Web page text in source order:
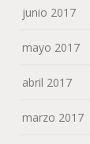
junio 2017
mayo 2017
abril 2017
marzo 2017